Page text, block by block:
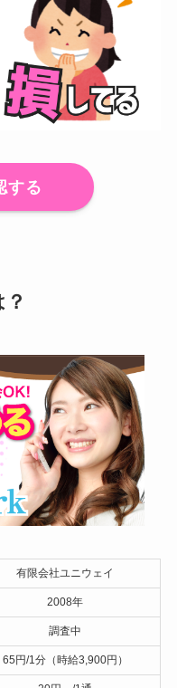
する
有限会社ユニウェイ
2008年
調査中
65円/1分（時給3,900円）